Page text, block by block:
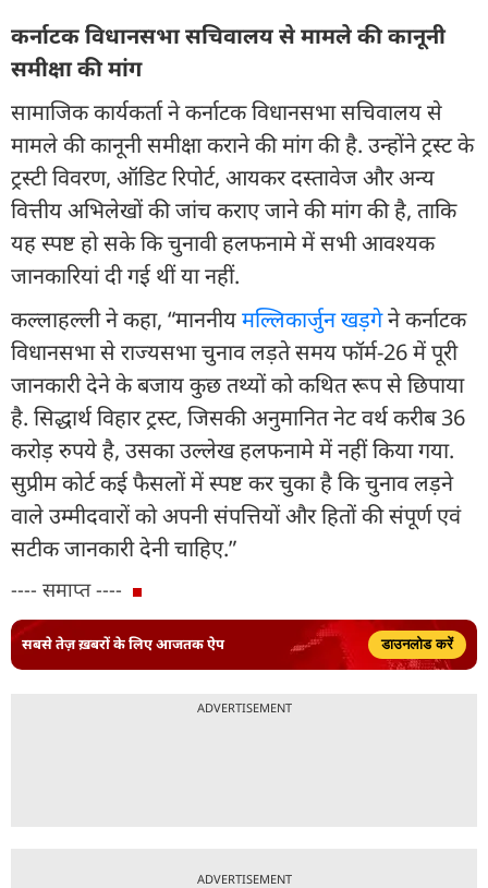
कर्नाटक विधानसभा सचिवालय से मामले की कानूनी
समीक्षा की मांग
सामाजिक कार्यकर्ता ने कर्नाटक विधानसभा सचिवालय से
मामले की कानूनी समीक्षा कराने की मांग की है. उन्होंने ट्रस्ट के
ट्रस्टी विवरण, ऑडिट रिपोर्ट, आयकर दस्तावेज और अन्य
वित्तीय अभिलेखों की जांच कराए जाने की मांग की है, ताकि
यह स्पष्ट हो सके कि चुनावी हलफनामे में सभी आवश्यक
जानकारियां दी गई थीं या नहीं.
कल्लाहल्ली ने कहा, “माननीयमल्लिकार्जुन खड़गेने कर्नाटक
विधानसभा से राज्यसभा चुनाव लड़ते समय फॉर्म-26 में पूरी
जानकारी देने के बजाय कुछ तथ्यों को कथित रूप से छिपाया
है. सिद्धार्थ विहार ट्रस्ट, जिसकी अनुमानित नेट वर्थ करीब 36
करोड़ रुपये है, उसका उल्लेख हलफनामे में नहीं किया गया.
सुप्रीम कोर्ट कई फैसलों में स्पष्ट कर चुका है कि चुनाव लड़ने
वाले उम्मीदवारों को अपनी संपत्तियों और हितों की संपूर्ण एवं
सटीक जानकारी देनी चाहिए.”
---- समाप्त ----
सबसे तेज़ ख़बरों के लिए आजतक ऐप डाउनलोड करें
ADVERTISEMENT
ADVERTISEMENT